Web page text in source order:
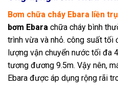
Bơm chữa cháy Ebara liền
bơm Ebara chữa cháy bình
trình vừa và nhỏ. công suất tối
lượng vận chuyển nước tối đa
tương đương 9.5m. Vậy nên,
Ebara được áp dụng rộng rãi